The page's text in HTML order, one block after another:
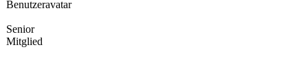
Senior
Mitglied